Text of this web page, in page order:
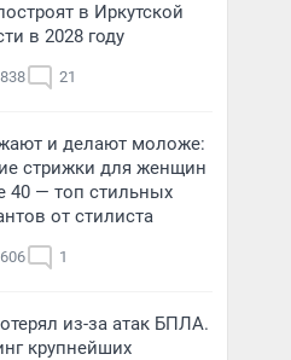
в Иркутской
в 2028 году
21
и делают моложе:
стрижки для женщин
40 — топ стильных
от стилиста
1
из-за атак БПЛА.
крупнейших